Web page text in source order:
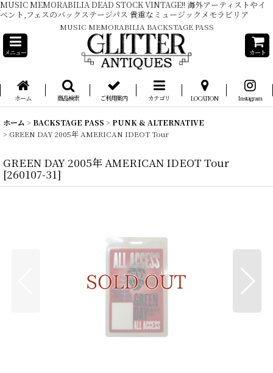
MUSIC MEMORABILIA DEAD STOCK VINTAGE!! 海外アーティストやイ
ベント,フェスのバックステージパス 貴重なミュージックメモラビリア
MUSIC MEMORABILIA BACKSTAGE PASS
メニュー カート
ホーム 商品検索 ご利用案内 カテゴリ LOCATION Instagram
ホーム > BACKSTAGE PASS > PUNK & ALTERNATIVE
> GREEN DAY 2005年 AMERICAN IDEOT Tour
GREEN DAY 2005年 AMERICAN IDEOT Tour
[260107-31]